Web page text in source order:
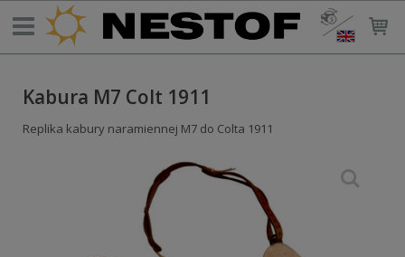
Kabura M7 Colt 1911
Replika kabury naramiennej M7 do Colta 1911